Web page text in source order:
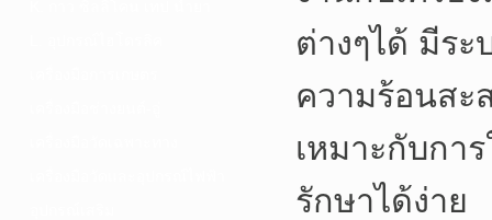
ต่างๆได้ มีร
ความร้อนสะ
เหมาะกับกา
รักษาได้ง่าย